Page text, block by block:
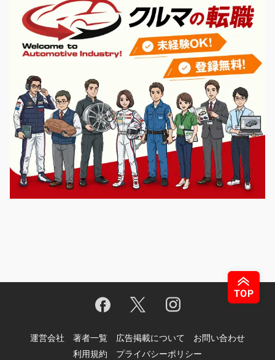
運営会社 著者一覧 広告掲載について
お問い合わせ
利用規約
プライバシーポリシー